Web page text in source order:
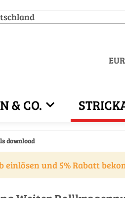
EUR
& CO.
download
und 5% Rabatt